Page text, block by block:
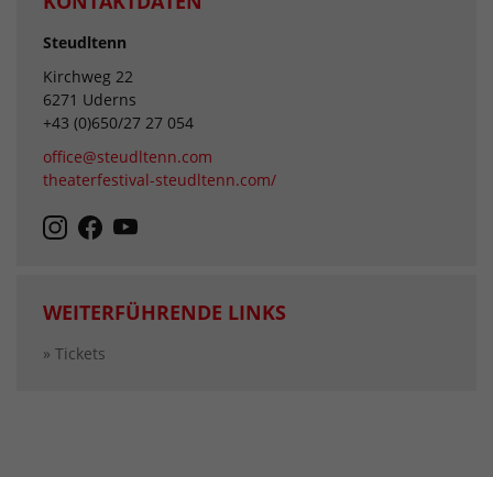
Steudltenn
Kirchweg 22
6271 Uderns
+43 (0)650/27 27 054
office@steudltenn.com
theaterfestival-steudltenn.com/
WEITERFÜHRENDE LINKS
» Tickets